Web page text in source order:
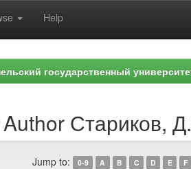
Help
государственный
Стариков,
Jump to: 0-9 A B C D E F